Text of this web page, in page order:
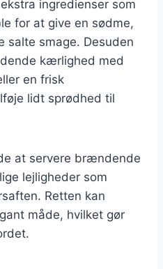
ingredienser som
for at give en sødme,
salte smage. Desuden
kærlighed med
en frisk
lidt sprødhed til
at servere brændende
lejligheder som
Retten kan
måde, hvilket gør